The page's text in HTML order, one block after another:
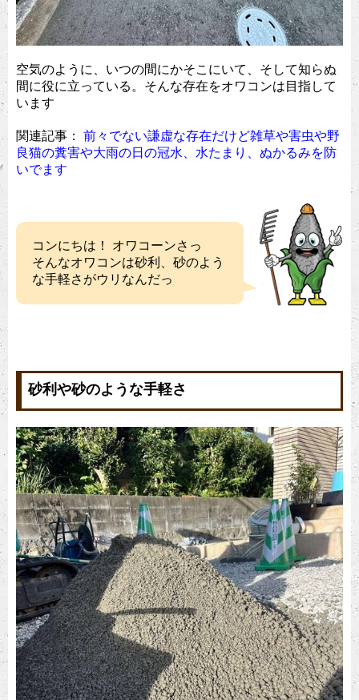
空気のように、いつの間にかそこにいて、そして知らぬ
間に役に立っている。そんな存在をオワコンは目指して
います
関連記事： 前々でない謙虚な存在だけど雑草や害虫や野
良猫の糞害や大雨の日の冠水、水たまり、ぬかるみを防
いでます
コンにちは！ オワコーンさっ
そんなオワコンは砂利、砂のよう
な手軽さがウリなんだっ
砂利や砂のような手軽さ